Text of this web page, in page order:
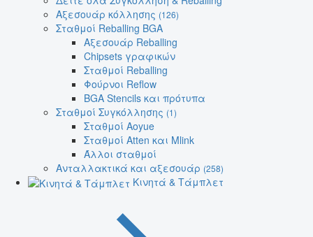
Αξεσουάρ κόλλησης (126)
Σταθμοί Reballing BGA
Αξεσουάρ Reballing
Chipsets γραφικών
Σταθμοί Reballing
Φούρνοι Reflow
BGA Stencils και πρότυπα
Σταθμοί Συγκόλλησης (1)
Σταθμοί Aoyue
Σταθμοί Atten και Mlink
Άλλοι σταθμοί
Ανταλλακτικά και αξεσουάρ (258)
Κινητά & Τάμπλετ